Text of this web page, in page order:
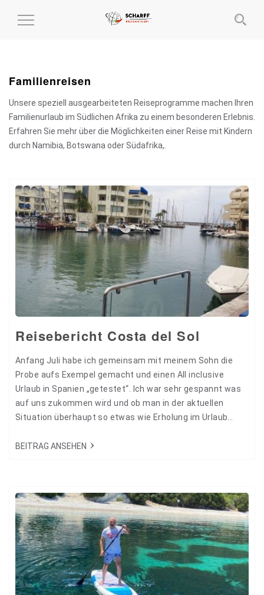
MENÜ
Familienreisen
Unsere speziell ausgearbeiteten Reiseprogramme machen Ihren
Familienurlaub im Südlichen Afrika zu einem besonderen Erlebnis.
Erfahren Sie mehr über die Möglichkeiten einer Reise mit Kindern
durch Namibia, Botswana oder Südafrika,.
Reisebericht Costa del Sol
Anfang Juli habe ich gemeinsam mit meinem Sohn die
Probe aufs Exempel gemacht und einen All inclusive
Urlaub in Spanien „getestet“. Ich war sehr gespannt was
auf uns zukommen wird und ob man in der aktuellen
Situation überhaupt so etwas wie Erholung im Urlaub
Ballmann 25870
BEITRAG ANSEHEN